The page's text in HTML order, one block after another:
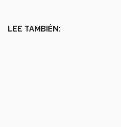
LEE TAMBIÉN: